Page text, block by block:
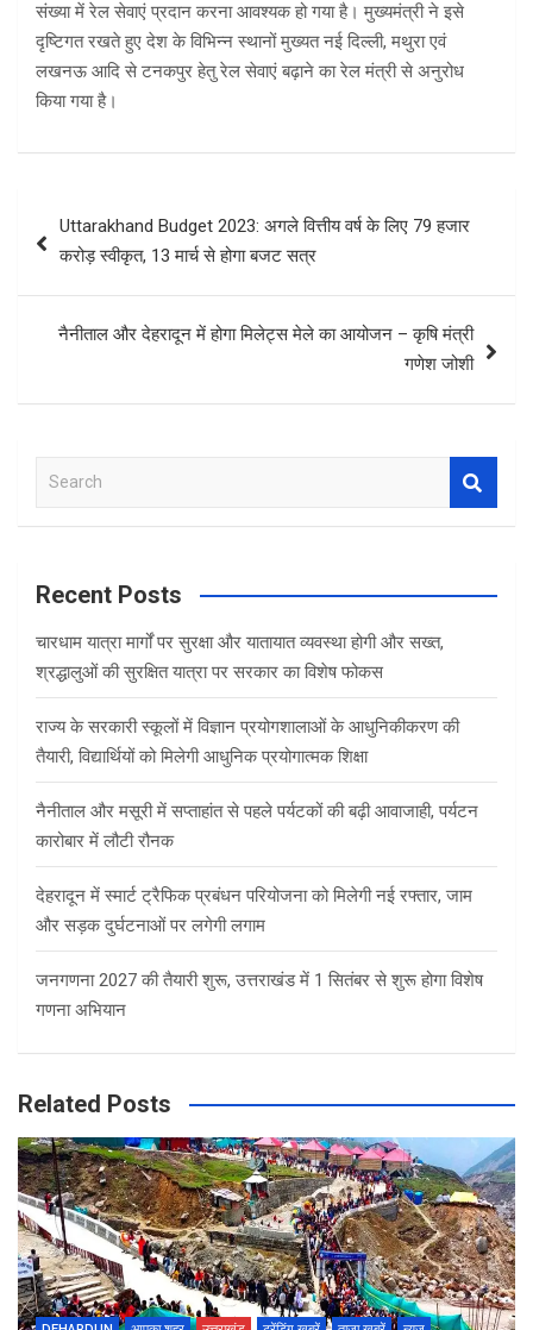
संख्या में रेल सेवाएं प्रदान करना आवश्यक हो गया है। मुख्यमंत्री ने इसे
दृष्टिगत रखते हुए देश के विभिन्न स्थानों मुख्यत नई दिल्ली, मथुरा एवं
लखनऊ आदि से टनकपुर हेतु रेल सेवाएं बढ़ाने का रेल मंत्री से अनुरोध
किया गया है।
navigation
Uttarakhand Budget 2023: अगले वित्तीय वर्ष के लिए 79 हजार
करोड़ स्वीकृत, 13 मार्च से होगा बजट सत्र
नैनीताल और देहरादून में होगा मिलेट्स मेले का आयोजन – कृषि मंत्री
गणेश जोशी
a
c
Recent Posts
चारधाम यात्रा मार्गों पर सुरक्षा और यातायात व्यवस्था होगी और सख्त,
श्रद्धालुओं की सुरक्षित यात्रा पर सरकार का विशेष फोकस
राज्य के सरकारी स्कूलों में विज्ञान प्रयोगशालाओं के आधुनिकीकरण की
तैयारी, विद्यार्थियों को मिलेगी आधुनिक प्रयोगात्मक शिक्षा
नैनीताल और मसूरी में सप्ताहांत से पहले पर्यटकों की बढ़ी आवाजाही, पर्यटन
कारोबार में लौटी रौनक
देहरादून में स्मार्ट ट्रैफिक प्रबंधन परियोजना को मिलेगी नई रफ्तार, जाम
और सड़क दुर्घटनाओं पर लगेगी लगाम
जनगणना 2027 की तैयारी शुरू, उत्तराखंड में 1 सितंबर से शुरू होगा विशेष
गणना अभियान
Related Posts